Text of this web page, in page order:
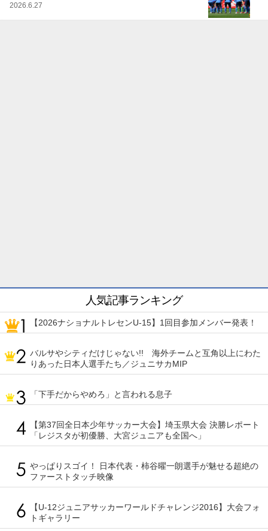
2026.6.27
人気記事ランキング
【2026ナショナルトレセンU-15】1回目参加メンバー発表！
バルサやシティだけじゃない!! 海外チームと互角以上にわた
りあった日本人選手たち／ジュニサカMIP
「下手だからやめろ」と言われる息子
【第37回全日本少年サッカー大会】埼玉県大会 決勝レポート
「レジスタが初優勝、大宮ジュニアも全国へ」
やっぱりスゴイ！ 日本代表・柿谷曜一朗選手が魅せる超絶の
ファーストタッチ映像
【U-12ジュニアサッカーワールドチャレンジ2016】大会フォ
トギャラリー